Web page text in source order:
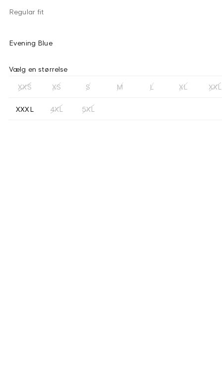
Regular fit
Evening Blue
Vælg en størrelse
XXS XS S M L XL XXL
XXXL 4XL 5XL